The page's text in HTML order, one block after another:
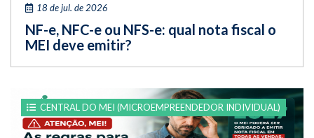
18 de jul. de 2026
NF-e, NFC-e ou NFS-e: qual nota fiscal o
MEI deve emitir?
CENTRAL DO MEI (MICROEMPREENDEDOR INDIVIDUAL)